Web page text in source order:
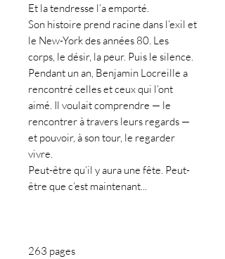
Et la tendresse l’a emporté.
Son histoire prend racine dans l’exil et
le New-York des années 80. Les
corps, le désir, la peur. Puis le silence.
Pendant un an, Benjamin Locreille a
rencontré celles et ceux qui l’ont
aimé. Il voulait comprendre — le
rencontrer à travers leurs regards —
et pouvoir, à son tour, le regarder
vivre.
Peut-être qu’il y aura une fête. Peut-
être que c’est maintenant...
263 pages